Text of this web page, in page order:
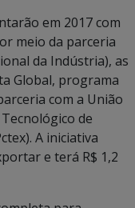
em 2017 com
meio da parceria
da Indústria), as
Global, programa
com a União
de
A iniciativa
e terá R$ 1,2